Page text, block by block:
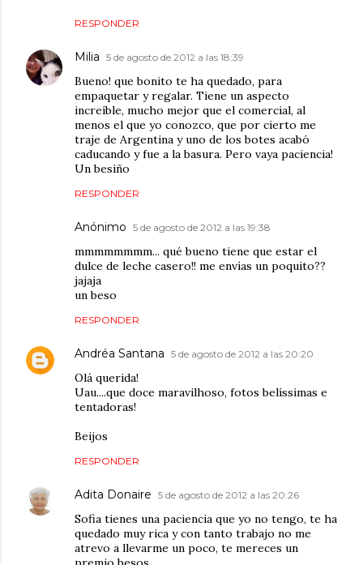
RESPONDER
Milia 5 de agosto de 2012 a las 18:39
Bueno! que bonito te ha quedado, para
empaquetar y regalar. Tiene un aspecto
increíble, mucho mejor que el comercial, al
menos el que yo conozco, que por cierto me
traje de Argentina y uno de los botes acabó
caducando y fue a la basura. Pero vaya paciencia!
Un besiño
RESPONDER
Anónimo 5 de agosto de 2012 a las 19:38
mmmmmmmm... qué bueno tiene que estar el
dulce de leche casero!! me envías un poquito??
jajaja
un beso
RESPONDER
Andréa Santana 5 de agosto de 2012 a las 20:20
Olá querida!
Uau....que doce maravilhoso, fotos belíssimas e
tentadoras!
Beijos
RESPONDER
Adita Donaire 5 de agosto de 2012 a las 20:26
Sofia tienes una paciencia que yo no tengo, te ha
quedado muy rica y con tanto trabajo no me
atrevo a llevarme un poco, te mereces un